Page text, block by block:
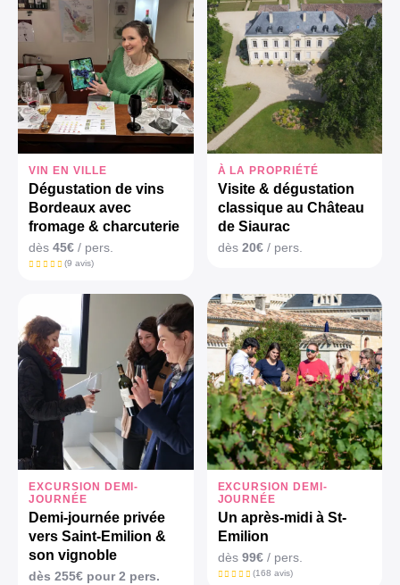
VIN EN VILLE
Dégustation de vins
Bordeaux avec
fromage & charcuterie
dès 45€ / pers.
(9 avis)
À LA PROPRIÉTÉ
Visite & dégustation
classique au Château
de Siaurac
dès 20€/ pers.
EXCURSION DEMI-
JOURNÉE
Demi-journée privée
vers Saint-Emilion &
son vignoble
dès 255€ pour 2 pers.
EXCURSION DEMI-
JOURNÉE
Un après-midi à St-
Emilion
dès 99€/ pers.
(168 avis)